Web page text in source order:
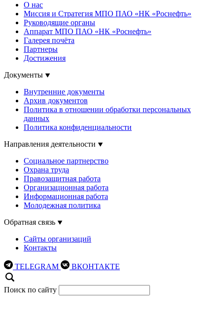
О нас
Миссия и Стратегия МПО ПАО «НК «Роснефть»
Руководящие органы
Аппарат МПО ПАО «НК «Роснефть»
Галерея почёта
Партнеры
Достижения
Документы
Внутренние документы
Архив документов
Политика в отношении обработки персональных
данных
Политика конфиденциальности
Направления деятельности
Социальное партнерство
Охрана труда
Правозащитная работа
Организационная работа
Информационная работа
Молодежная политика
Обратная связь
Сайты организаций
Контакты
TELEGRAM ВКОНТАКТЕ
Поиск по сайту